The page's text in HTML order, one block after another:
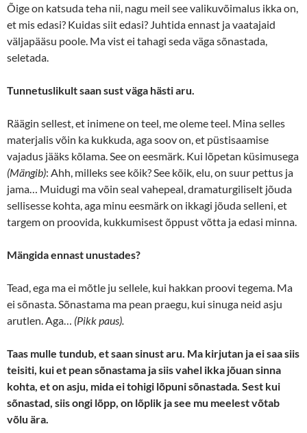
Õige on katsuda teha nii, nagu meil see valikuvõimalus ikka on,
et mis edasi? Kuidas siit edasi? Juhtida ennast ja vaatajaid
väljapääsu poole. Ma vist ei tahagi seda väga sõnastada,
seletada.
Tunnetuslikult saan sust väga hästi aru.
Räägin sellest, et inimene on teel, me oleme teel. Mina selles
materjalis võin ka kukkuda, aga soov on, et püstisaamise
vajadus jääks kõlama. See on eesmärk. Kui lõpetan küsimusega
(Mängib): Ahh, milleks see kõik? See kõik, elu, on suur pettus ja
jama… Muidugi ma võin seal vahepeal, dramaturgiliselt jõuda
sellisesse kohta, aga minu eesmärk on ikkagi jõuda selleni, et
targem on proovida, kukkumisest õppust võtta ja edasi minna.
Mängida ennast unustades?
Tead, ega ma ei mõtle ju sellele, kui hakkan proovi tegema. Ma
ei sõnasta. Sõnastama ma pean praegu, kui sinuga neid asju
arutlen. Aga… (Pikk paus).
Taas mulle tundub, et saan sinust aru. Ma kirjutan ja ei saa siis
teisiti, kui et pean sõnastama ja siis vahel ikka jõuan sinna
kohta, et on asju, mida ei tohigi lõpuni sõnastada. Sest kui
sõnastad, siis ongi lõpp, on lõplik ja see mu meelest võtab
võlu ära.